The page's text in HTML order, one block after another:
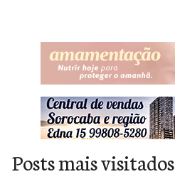
Posts mais visitados